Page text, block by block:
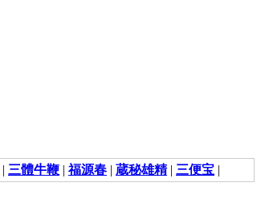
| 三體牛鞭 |福源春 | 蔵秘雄精| 三便宝 |